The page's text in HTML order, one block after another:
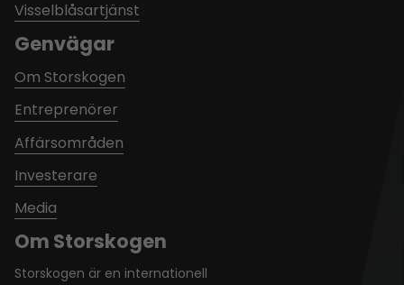
Om Storskogen
Storskogen är en internationell
Visselblåsartjänst
Genvägar
Om Storskogen
Entreprenörer
Affärsområden
Investerare
Media